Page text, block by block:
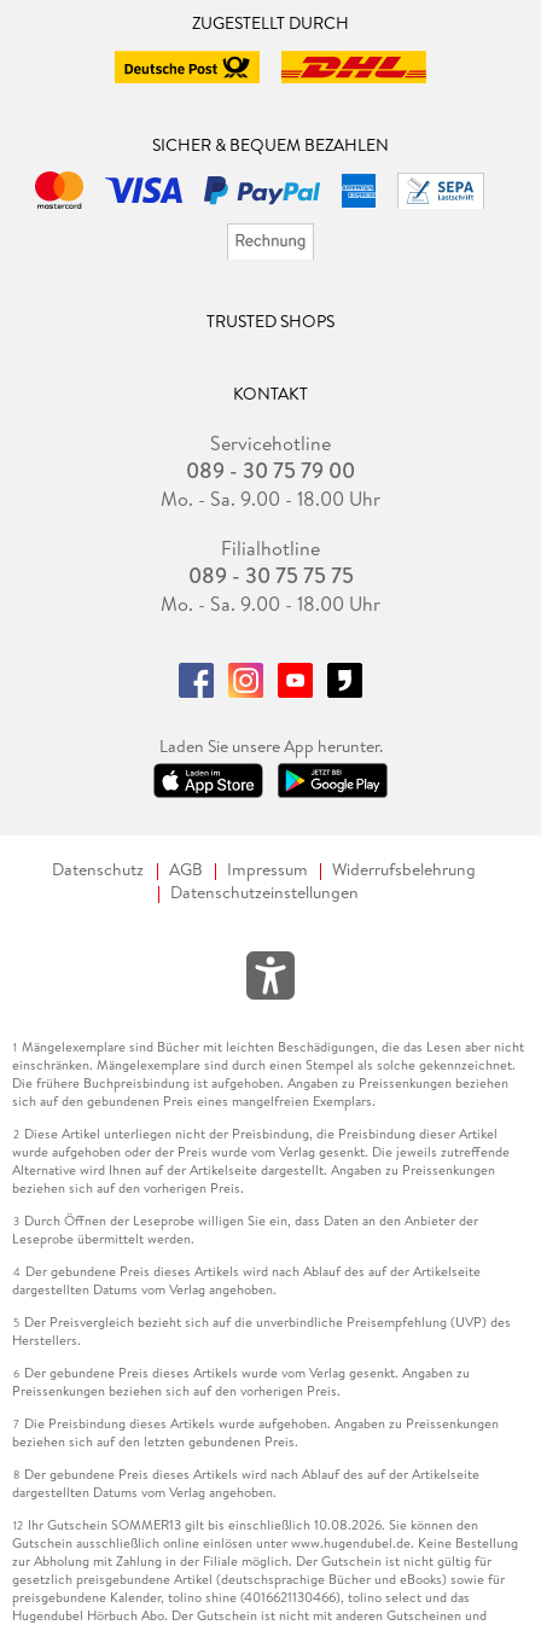
ZUGESTELLT DURCH
SICHER & BEQUEM BEZAHLEN
TRUSTED SHOPS
KONTAKT
Servicehotline
089 - 30 75 79 00
Mo. - Sa. 9.00 - 18.00 Uhr
Filialhotline
089 - 30 75 75 75
Mo. - Sa. 9.00 - 18.00 Uhr
Laden Sie unsere App herunter.
Datenschutz AGB Impressum
Widerrufsbelehrung
Datenschutzeinstellungen
1 Mängelexemplare sind Bücher mit leichten Beschädigungen, die das Lesen aber nicht
einschränken. Mängelexemplare sind durch einen Stempel als solche gekennzeichnet.
Die frühere Buchpreisbindung ist aufgehoben. Angaben zu Preissenkungen beziehen
sich auf den gebundenen Preis eines mangelfreien Exemplars.
2 Diese Artikel unterliegen nicht der Preisbindung, die Preisbindung dieser Artikel
wurde aufgehoben oder der Preis wurde vom Verlag gesenkt. Die jeweils zutreffende
Alternative wird Ihnen auf der Artikelseite dargestellt. Angaben zu Preissenkungen
beziehen sich auf den vorherigen Preis.
3 Durch Öffnen der Leseprobe willigen Sie ein, dass Daten an den Anbieter der
Leseprobe übermittelt werden.
4 Der gebundene Preis dieses Artikels wird nach Ablauf des auf der Artikelseite
dargestellten Datums vom Verlag angehoben.
5 Der Preisvergleich bezieht sich auf die unverbindliche Preisempfehlung (UVP) des
Herstellers.
6 Der gebundene Preis dieses Artikels wurde vom Verlag gesenkt. Angaben zu
Preissenkungen beziehen sich auf den vorherigen Preis.
7 Die Preisbindung dieses Artikels wurde aufgehoben. Angaben zu Preissenkungen
beziehen sich auf den letzten gebundenen Preis.
8 Der gebundene Preis dieses Artikels wird nach Ablauf des auf der Artikelseite
dargestellten Datums vom Verlag angehoben.
12 Ihr Gutschein SOMMER13 gilt bis einschließlich 10.08.2026. Sie können den
Gutschein ausschließlich online einlösen unter www.hugendubel.de. Keine Bestellung
zur Abholung mit Zahlung in der Filiale möglich. Der Gutschein ist nicht gültig für
gesetzlich preisgebundene Artikel (deutschsprachige Bücher und eBooks) sowie für
preisgebundene Kalender, tolino shine (4016621130466), tolino select und das
Hugendubel Hörbuch Abo. Der Gutschein ist nicht mit anderen Gutscheinen und